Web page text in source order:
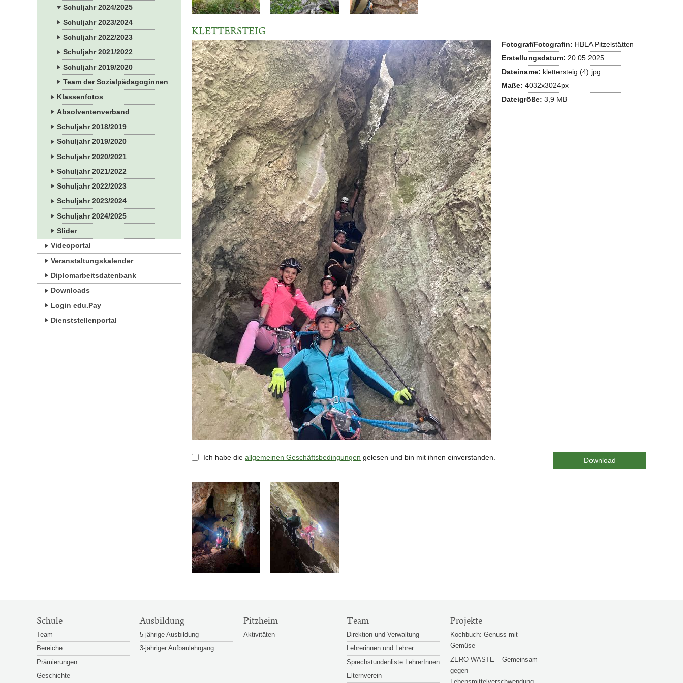
Schuljahr 2024/2025
Schuljahr 2023/2024
Schuljahr 2022/2023
Schuljahr 2021/2022
Schuljahr 2019/2020
Team der Sozialpädagoginnen
Klassenfotos
Absolventenverband
Schuljahr 2018/2019
Schuljahr 2019/2020
Schuljahr 2020/2021
Schuljahr 2021/2022
Schuljahr 2022/2023
Schuljahr 2023/2024
Schuljahr 2024/2025
Slider
Videoportal
Veranstaltungskalender
Diplomarbeitsdatenbank
Downloads
Login edu.Pay
Dienststellenportal
KLETTERSTEIG
Fotograf/Fotografin: HBLA Pitzelstätten
Erstellungsdatum: 20.05.2025
Dateiname: klettersteig (4).jpg
Maße: 4032x3024px
Dateigröße: 3,9 MB
Ich habe dieallgemeinen Geschäftsbedingungen gelesen und bin mit ihnen einverstanden.
SITEMAP-
NAVIGATION
Schule
Team
Bereiche
Prämierungen
Geschichte
Ausbildung
5-jährige Ausbildung
3-jähriger Aufbaulehrgang
Pitzheim
Aktivitäten
Team
Direktion und Verwaltung
Lehrerinnen und Lehrer
Sprechstundenliste LehrerInnen
Elternverein
Projekte
Kochbuch: Genuss mit
Gemüse
ZERO WASTE – Gemeinsam
gegen